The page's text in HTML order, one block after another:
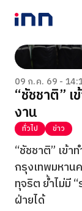
NEWS
LIFESTYLE
HOROSCOPE
LOTTERY
VIDEO
ร่วมด้วยช่วยกัน
09 ก.ค. 69 -
“ชัชชาติ”
งาน
ทั่วไป ข่าว
“ชัชชาติ” เข้
กรุงเทพมหาน
ทุจริต ย้ำไม่มี
ฝ่ายได้